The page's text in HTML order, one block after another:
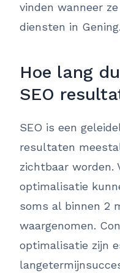
vinden wanneer
diensten in Gening.
Hoe lang
SEO
SEO is een
resultaten
zichtbaar worden.
optimalisatie
soms al binnen 2
waargenomen.
optimalisatie zijn